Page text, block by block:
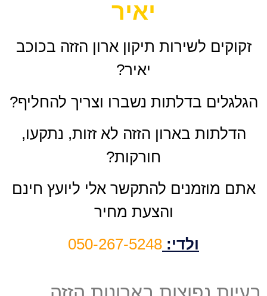
יאיר
זקוקים לשירות תיקון ארון הזזה בכוכב
יאיר?
הגלגלים בדלתות נשברו וצריך להחליף?
הדלתות בארון הזזה לא זזות, נתקעו,
חורקות?
אתם מוזמנים להתקשר אלי ליועץ חינם
והצעת מחיר
ולדי: 050-267-5248